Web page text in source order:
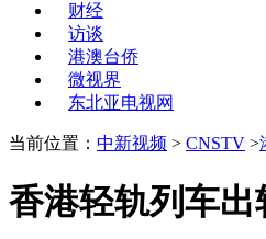
财经
访谈
港澳台侨
微视界
东北亚电视网
当前位置： 中新视频 > CNSTV >
香港轻轨列车出